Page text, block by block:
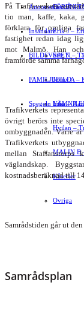
Gert Å – I
Erik J –
Stig N –
Jenny A –
Yrsa –
Hvilan –
MALIN B
Kåserier
Ovriga
Annonsera
Insändare
BILDSVEPET
FAMILJEBILD
LÄMNA
Spegeln Info
På Trafikverkets
tio man, kaffe, kaka,
förklara för oroliga
fastighet redan idag
mot Malmö. Han och
framförde samma
Trafikverkets
övrigt berörs inte
ombyggnaden. Värre
Trafikverkets
mellan
väglandskap.
kostnadsberäknad till
Samrådstiden går ut den
Samrådsplan